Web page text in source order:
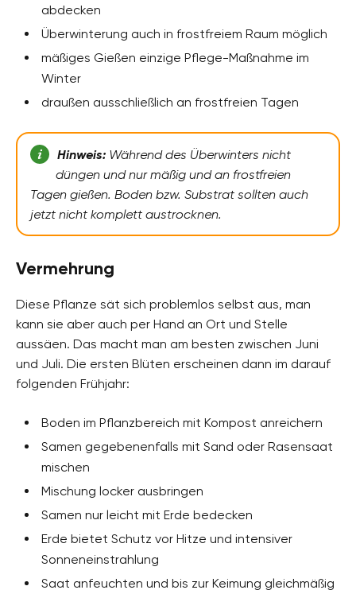
abdecken
Überwinterung auch in frostfreiem Raum möglich
mäßiges Gießen einzige Pflege-Maßnahme im
Winter
draußen ausschließlich an frostfreien Tagen
Hinweis: Während des Überwinters nicht
düngen und nur mäßig und an frostfreien
Tagen gießen. Boden bzw. Substrat sollten auch
jetzt nicht komplett austrocknen.
Vermehrung
Diese Pflanze sät sich problemlos selbst aus, man
kann sie aber auch per Hand an Ort und Stelle
aussäen. Das macht man am besten zwischen Juni
und Juli. Die ersten Blüten erscheinen dann im darauf
folgenden Frühjahr:
Boden im Pflanzbereich mit Kompost anreichern
Samen gegebenenfalls mit Sand oder Rasensaat
mischen
Mischung locker ausbringen
Samen nur leicht mit Erde bedecken
Erde bietet Schutz vor Hitze und intensiver
Sonneneinstrahlung
Saat anfeuchten und bis zur Keimung gleichmäßig